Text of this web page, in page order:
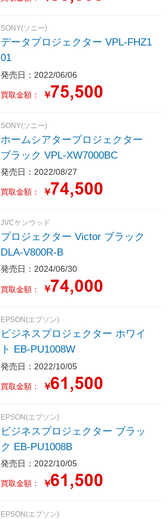
SONY(ソニー)
データプロジェクター VPL-FHZ1
01
発売日：2022/06/06
買取金額： ￥
SONY(ソニー)
ホームシアタープロジェクター
ブラック VPL-XW7000BC
発売日：2022/08/27
買取金額： ￥
JVCケンウッド
プロジェクター Victor ブラック
DLA-V800R-B
発売日：2024/06/30
買取金額： ￥
EPSON(エプソン)
ビジネスプロジェクター ホワイ
ト EB-PU1008W
発売日：2022/10/05
買取金額： ￥
EPSON(エプソン)
ビジネスプロジェクター ブラッ
ク EB-PU1008B
発売日：2022/10/05
買取金額： ￥
EPSON(エプソン)